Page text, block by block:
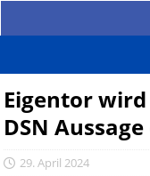
Eigentor
DSN
29. April 2024